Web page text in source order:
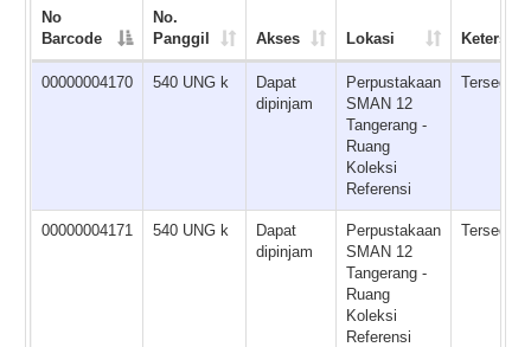
No
Barcode
No.
Panggil
Akses Lokasi
00000004170 540 UNG k
Dapat
dipinjam
Perpustakaan
SMAN 12
Tangerang -
Ruang
Koleksi
Referensi
Tersedia
00000004171 540 UNG k
Dapat
dipinjam
Perpustakaan
SMAN 12
Tangerang -
Ruang
Koleksi
Referensi
Tersedia